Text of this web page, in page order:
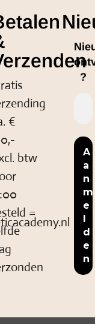
€
btw
=
?